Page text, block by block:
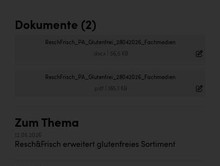
Dokumente (2)
ReschFrisch_PA_Glutenfrei_28042026_Fachmedien
.docx| 56,5 KB
ReschFrisch_PA_Glutenfrei_28042026_Fachmedien
.pdf 165,1 KB
Zum Thema
12.05.2026
Resch&Frisch erweitert glutenfreies Sortiment